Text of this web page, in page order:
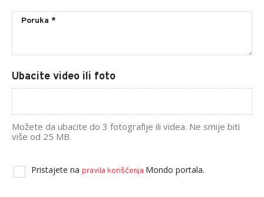
Ubacite video ili foto
Možete da ubacite do 3 fotografije ili videa. Ne smije biti
više od 25 MB.
Pristajete na pravila korišćenja Mondo portala.